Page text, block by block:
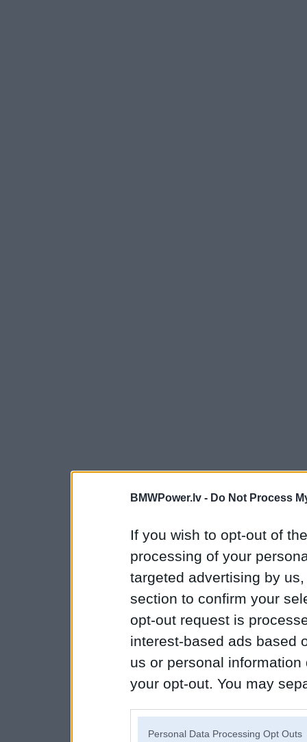
BMWPower.lv - Do Not Process
If you wish to opt-out of
processing of your
targeted advertising by
section to confirm your
opt-out request is
interest-based ads based
us or personal
your opt-out. You may
Personal Data Processing Opt Outs